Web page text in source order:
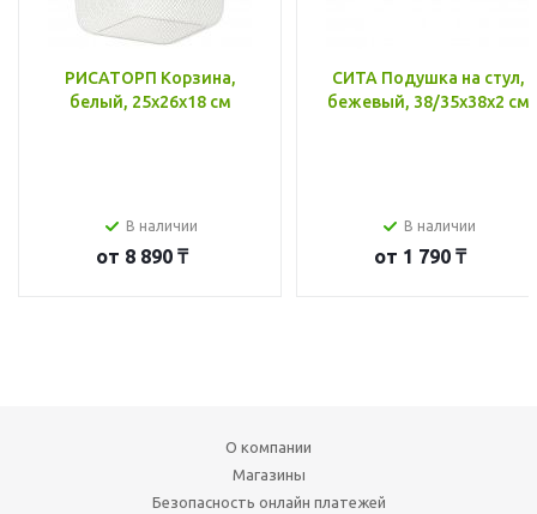
РИСАТОРП Корзина,
белый, 25x26x18 см
В наличии
от 8 890 ₸
СИТА Подушка на стул,
бежевый, 38/35x38x2 см
В наличии
от 1 790 ₸
О компании
Магазины
Безопасность онлайн платежей